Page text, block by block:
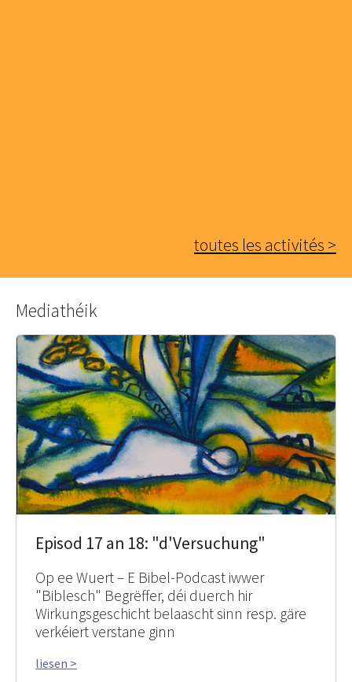
toutes les activités >
Mediathéik
Episod 17 an 18: "d'Versuchung"
Op ee Wuert – E Bibel-Podcast iwwer
"Biblesch" Begrëffer, déi duerch hir
Wirkungsgeschicht belaascht sinn resp. gäre
verkéiert verstane ginn
liesen >